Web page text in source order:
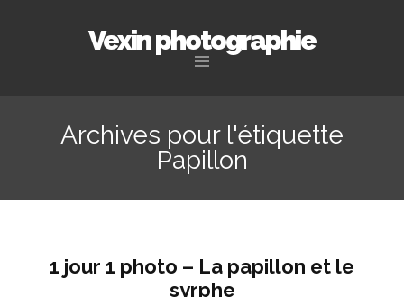
Vexin photographie
contenu
principal
Archives pour l'étiquette
Papillon
1 jour 1 photo – La papillon et le
syrphe